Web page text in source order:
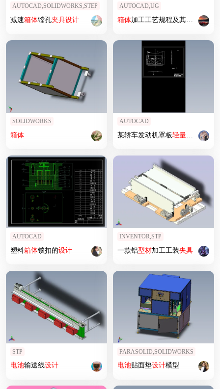
AUTOCAD,SOLIDWORKS,STEP
减速箱体镗孔夹具设计
AUTOCAD,UG
箱体加工工艺规程及其镗 夹具设计
SOLIDWORKS
箱体
AUTOCAD
某轿车发动机罩板轻量化 设计含
AUTOCAD
塑料箱体锁扣的设计
INVENTOR,STP
一款铝型材加工工装夹具
STP
电池输送线设计
PARASOLID,SOLIDWORKS
电池贴面垫设计模型